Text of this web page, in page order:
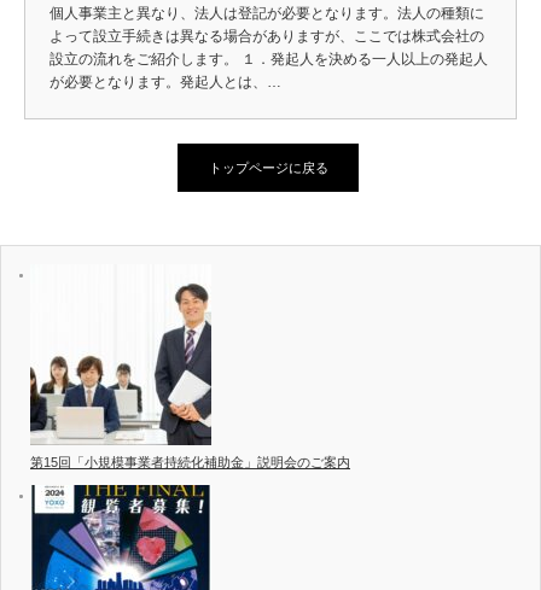
個人事業主と異なり、法人は登記が必要となります。法人の種類に
よって設立手続きは異なる場合がありますが、ここでは株式会社の
設立の流れをご紹介します。 １．発起人を決める一人以上の発起人
が必要となります。発起人とは、…
トップページに戻る
第15回「小規模事業者持続化補助金」説明会のご案内